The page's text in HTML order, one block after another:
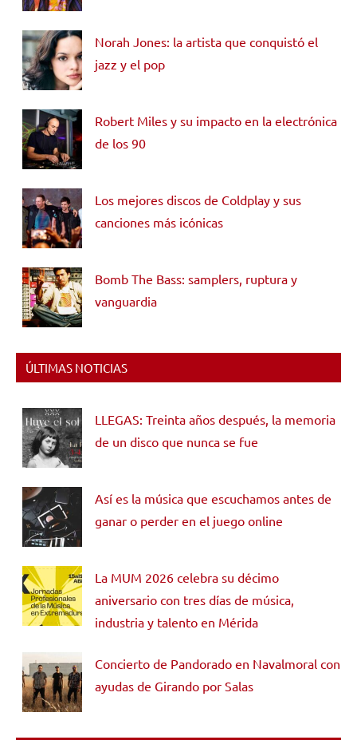
Norah Jones: la artista que conquistó el
jazz y el pop
Robert Miles y su impacto en la electrónica
de los 90
Los mejores discos de Coldplay y sus
canciones más icónicas
Bomb The Bass: samplers, ruptura y
vanguardia
ÚLTIMAS NOTICIAS
LLEGAS: Treinta años después, la memoria
de un disco que nunca se fue
Así es la música que escuchamos antes de
ganar o perder en el juego online
La MUM 2026 celebra su décimo
aniversario con tres días de música,
industria y talento en Mérida
Concierto de Pandorado en Navalmoral con
ayudas de Girando por Salas